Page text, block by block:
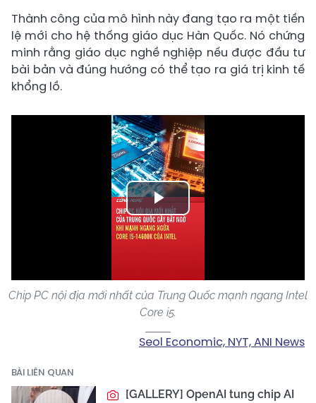
Thành công của mô hình này đang tạo ra một tiền
lệ mới cho hệ thống giáo dục Hàn Quốc. Nó chứng
minh rằng giáo dục nghề nghiệp nếu được đầu tư
bài bản và đúng hướng có thể tạo ra giá trị kinh tế
khổng lồ.
Play
Video
Chip PC nội địa mới nhất của Trung Quốc mạnh ngang Intel
Core i5.
Seol Economic, NYT, ANI News
BÀI LIÊN QUAN
[GALLERY] OpenAI tung chip AI